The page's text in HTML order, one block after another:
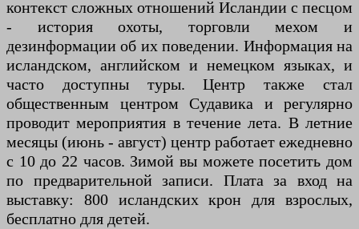
контекст сложных отношений Исландии с песцом
- история охоты, торговли мехом и
дезинформации об их поведении. Информация на
исландском, английском и немецком языках, и
часто доступны туры. Центр также стал
общественным центром Судавика и регулярно
проводит мероприятия в течение лета. В летние
месяцы (июнь - август) центр работает ежедневно
с 10 до 22 часов. Зимой вы можете посетить дом
по предварительной записи. Плата за вход на
выставку: 800 исландских крон для взрослых,
бесплатно для детей.